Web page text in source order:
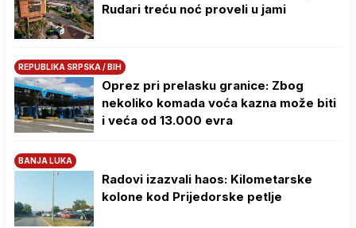
Rudari treću noć proveli u jami
REPUBLIKA SRPSKA / BIH
Oprez pri prelasku granice: Zbog
nekoliko komada voća kazna može biti
i veća od 13.000 evra
BANJA LUKA
Radovi izazvali haos: Kilometarske
kolone kod Prijedorske petlje